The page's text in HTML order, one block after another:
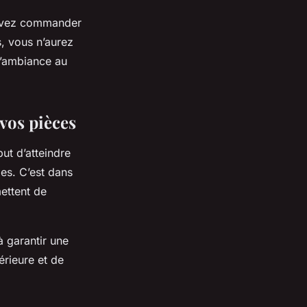
commander
n’aurez
au
pièces
d’atteindre
C’est dans
de
garantir une
et de